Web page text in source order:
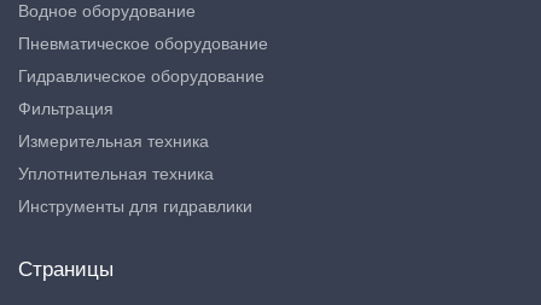
Водное оборудование
Пневматическое оборудование
Гидравлическое оборудование
Фильтрация
Измерительная техника
Уплотнительная техника
Инструменты для гидравлики
Страницы